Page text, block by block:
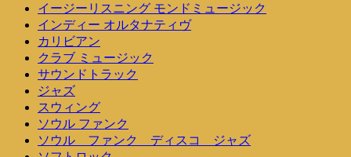
イージーリスニング モンドミュージック
インディー オルタナティヴ
カリビアン
クラブ ミュージック
サウンドトラック
ジャズ
スウィング
ソウル ファンク
ソウル ファンク ディスコ ジャズ